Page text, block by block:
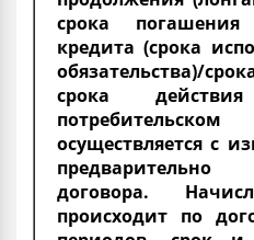
срока погашения
кредита (срока
обязательства)/
срока
осуществляется с
договора.
происходит по